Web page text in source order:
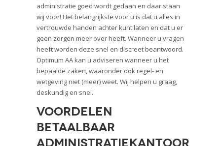
administratie goed wordt gedaan en daar staan
wij voor! Het belangrijkste voor u is dat u alles in
vertrouwde handen achter kunt laten en dat u er
geen zorgen meer over heeft. Wanneer u vragen
heeft worden deze snel en discreet beantwoord.
Optimum AA kan u adviseren wanneer u het
bepaalde zaken, waaronder ook regel- en
wetgeving niet (meer) weet. Wij helpen u graag,
deskundig en snel.
Voordelen
betaalbaar
administratiekantoor